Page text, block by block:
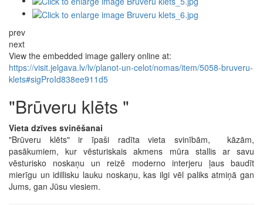
prev
next
View the embedded image gallery online at:
https://visit.jelgava.lv/lv/planot-un-celot/nomas/item/5058-bruveru-
klets#sigProId838ee911d5
"Brūveru klēts "
Vieta dzīves svinēšanai
"Brūveru klēts" ir īpaši radīta vieta svinībām, kāzām,
pasākumiem, kur vēsturiskais akmens mūra stallis ar savu
vēsturisko noskaņu un reizē moderno interjeru ļaus baudīt
mierīgu un idillisku lauku noskaņu, kas ilgi vēl paliks atmiņā gan
Jums, gan Jūsu viesiem.